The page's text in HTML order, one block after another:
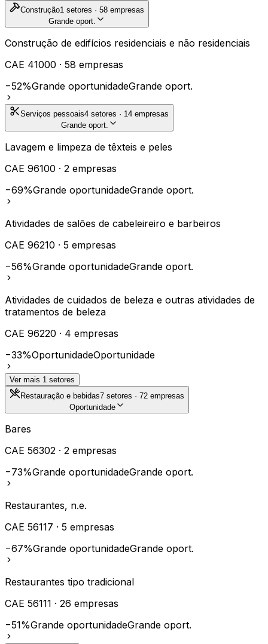
Construção1 setores · 58 empresas
Grande oport.
Construção de edifícios residenciais e não residenciais
CAE 41000 · 58 empresas
−52%Grande oportunidadeGrande oport.
Serviços pessoais4 setores · 14 empresas
Grande oport.
Lavagem e limpeza de têxteis e peles
CAE 96100 · 2 empresas
−69%Grande oportunidadeGrande oport.
Atividades de salões de cabeleireiro e barbeiros
CAE 96210 · 5 empresas
−56%Grande oportunidadeGrande oport.
Atividades de cuidados de beleza e outras atividades de
tratamentos de beleza
CAE 96220 · 4 empresas
−33%OportunidadeOportunidade
Ver mais 1 setores
Restauração e bebidas7 setores · 72 empresas
Oportunidade
Bares
CAE 56302 · 2 empresas
−73%Grande oportunidadeGrande oport.
Restaurantes, n.e.
CAE 56117 · 5 empresas
−67%Grande oportunidadeGrande oport.
Restaurantes tipo tradicional
CAE 56111 · 26 empresas
−51%Grande oportunidadeGrande oport.